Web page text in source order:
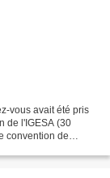
vous avait été pris
de l'IGESA (30
convention de